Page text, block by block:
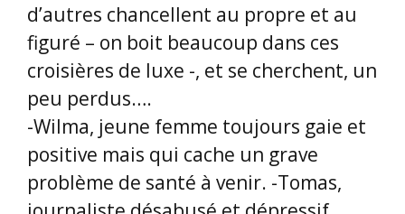
d’autres chancellent au propre et au
figuré – on boit beaucoup dans ces
croisières de luxe -, et se cherchent, un
peu perdus….
-Wilma, jeune femme toujours gaie et
positive mais qui cache un grave
problème de santé à venir. -Tomas,